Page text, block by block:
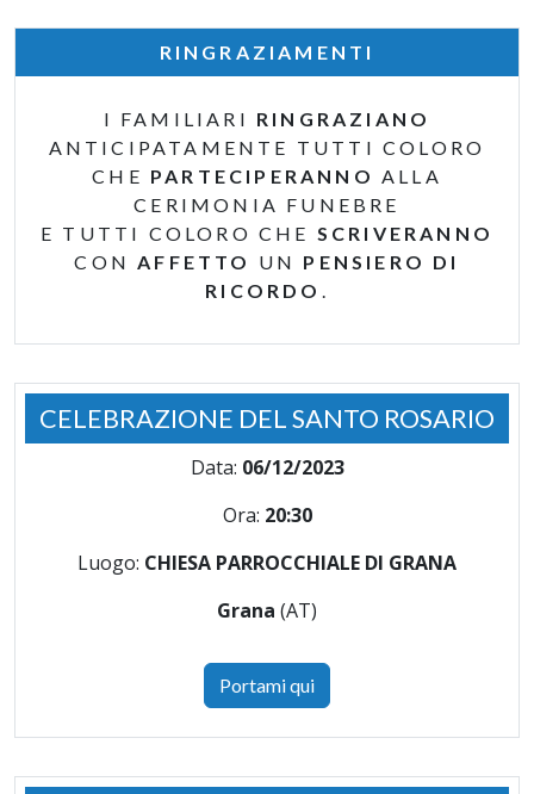
RINGRAZIAMENTI
I FAMILIARI RINGRAZIANO
ANTICIPATAMENTE TUTTI COLORO
CHE PARTECIPERANNO ALLA
CERIMONIA FUNEBRE
E TUTTI COLORO CHE SCRIVERANNO
CON AFFETTO UN PENSIERO DI
RICORDO
CELEBRAZIONE DEL SANTO ROSARIO
Data: 06/12/2023
Ora: 20:30
Luogo: CHIESA PARROCCHIALE DI GRANA
Grana (AT)
Portami qui